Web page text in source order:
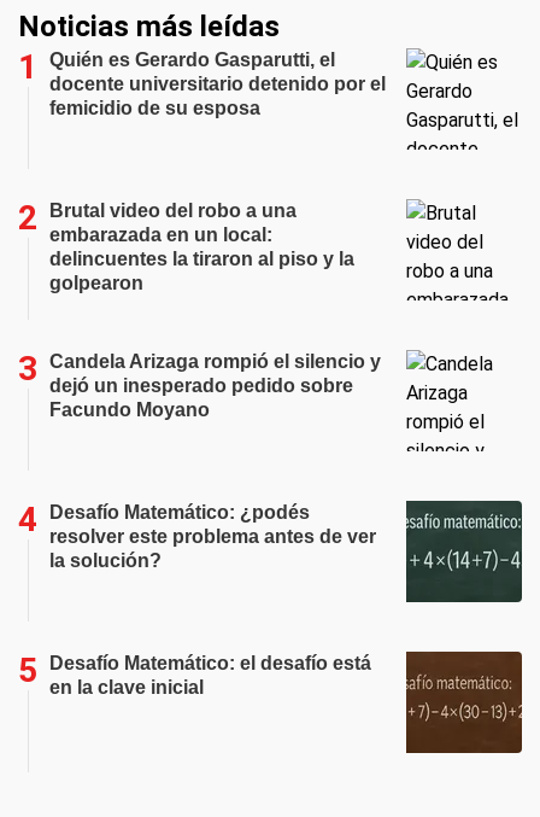
Noticias más leídas
Quién es Gerardo Gasparutti, el
docente universitario detenido por el
femicidio de su esposa
Brutal video del robo a una
embarazada en un local:
delincuentes la tiraron al piso y la
golpearon
Candela Arizaga rompió el silencio y
dejó un inesperado pedido sobre
Facundo Moyano
Desafío Matemático: ¿podés
resolver este problema antes de ver
la solución?
Desafío Matemático: el desafío está
en la clave inicial